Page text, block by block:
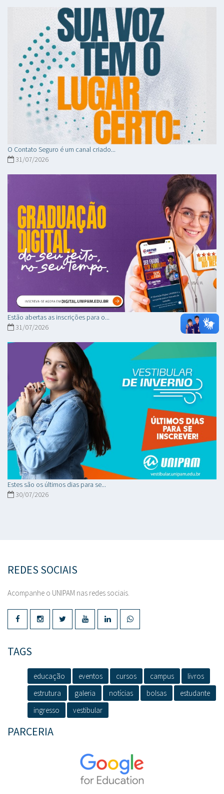
O Contato Seguro é um canal criado...
31/07/2026
Estão abertas as inscrições para o...
31/07/2026
Estes são os últimos dias para se...
30/07/2026
REDES SOCIAIS
Acompanhe o UNIPAM nas redes sociais.
TAGS
educação eventos cursos campus
livros
estrutura
galeria notícias bolsas
estudante
ingresso
vestibular
PARCERIA